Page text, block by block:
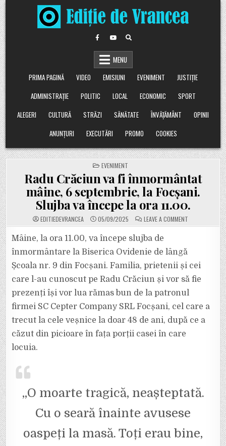
Skip
to
content
MENU
PRIMA PAGINĂ
VIDEO EMISIUNI EVENIMENT
JUSTIȚIE
ADMINISTRAȚIE
POLITIC LOCAL ECONOMIC
SPORT
ALEGERI
CULTURĂ STRĂZI SĂNĂTATE ÎNVĂȚĂMÂNT
OPINII
ANUNȚURI
EXECUTĂRI PROMO COOKIES
POSTED
IN
EVENIMENT
Radu Crăciun va fi înmormântat
mâine, 6 septembrie, la Focșani.
Slujba va începe la ora 11.00.
EDITIEDEVRANCEA 05/09/2025 LEAVE A COMMENT
RADU
ÎNMORMÂNTAT
SEPTEMBRIE,
FOCȘANI.
VA
ÎNCEPE
LA
ORA
Mâine, la ora 11.00, va începe slujba de
înmormântare la Biserica Ovidenie de lângă
Școala nr. 9 din Focșani. Familia, prietenii și cei
care l-au cunoscut pe Radu Crăciun și vor să fie
prezenți își vor lua rămas bun de la patronul
firmei SC Cepter Company SRL Focșani, cel care a
trecut la cele veșnice la doar 48 de ani, după ce a
căzut din picioare în fața porții casei în care
locuia.
„O moarte tragică, neașteptată.
Cu o seară înainte avusese
oaspeți la masă. Toți erau bine,